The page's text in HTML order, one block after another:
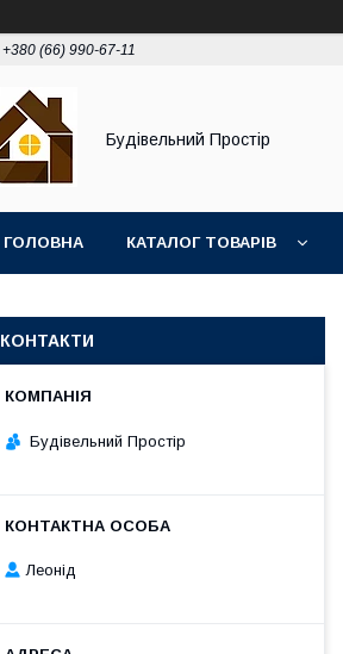
+380 (66) 990-67-11
Будівельний Простір
ГОЛОВНА КАТАЛОГ ТОВАРІВ
КОНТАКТИ
Будівельний Простір
Леонід